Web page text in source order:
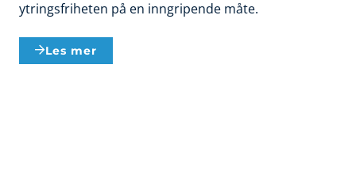
ytringsfriheten på en inngripende måte.
Les mer